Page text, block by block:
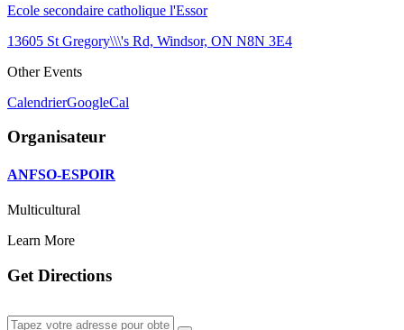
Ecole secondaire catholique l'Essor
13605 St Gregory\\\'s Rd, Windsor, ON N8N 3E4
Other Events
CalendrierGoogleCal
Organisateur
ANFSO-ESPOIR
Multicultural
Learn More
Get Directions